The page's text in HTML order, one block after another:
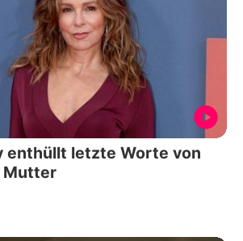
enthüllt letzte Worte von
Mutter